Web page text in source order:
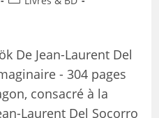
De Jean-Laurent Del
- 304 pages
consacré à la
Laurent Del Socorro